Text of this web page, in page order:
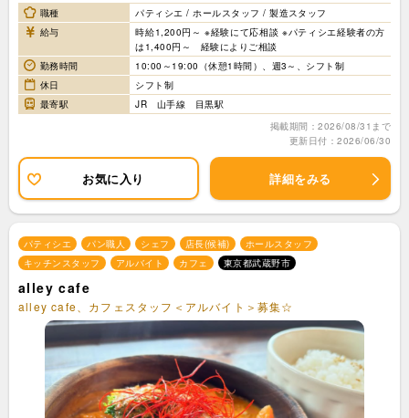
職種
パティシエ / ホールスタッフ / 製造スタッフ
給与
時給1,200円～ ※経験にて応相談 ※パティシエ経験者の方
は1,400円～ 経験によりご相談
勤務時間
10:00～19:00（休憩1時間）、週3～、シフト制
休日
シフト制
最寄駅
JR 山手線 目黒駅
掲載期間：2026/08/31まで
更新日付：2026/06/30
お気に入り 詳細をみる
パティシエ パン職人 シェフ 店長(候補)
ホールスタッフ
キッチンスタッフ
アルバイト カフェ 東京都武蔵野市
alley cafe
alley cafe、カフェスタッフ＜アルバイト＞募集☆